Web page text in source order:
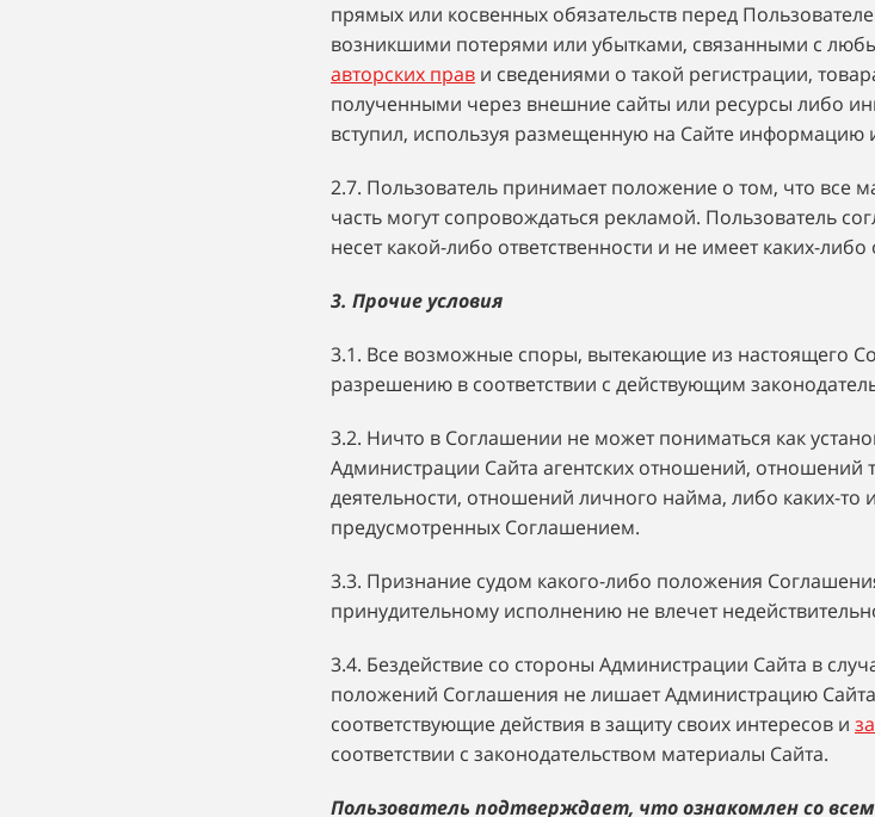
прямых или косвенных обязательств перед
возникшими потерями или убытками, связанными с
авторских прав и сведениями о такой регистрации,
полученными через внешние сайты или ресурсы либо
вступил, используя размещенную на Сайте информацию
2.7. Пользователь принимает положение о том, что все
часть могут сопровождаться рекламой. Пользователь
несет какой-либо ответственности и не имеет каких-
3. Прочие условия
3.1. Все возможные споры, вытекающие из настоящего
разрешению в соответствии с действующим
3.2. Ничто в Соглашении не может пониматься как
Администрации Сайта агентских отношений,
деятельности, отношений личного найма, либо каких-
предусмотренных Соглашением.
3.3. Признание судом какого-либо положения
принудительному исполнению не влечет
3.4. Бездействие со стороны Администрации Сайта в
положений Соглашения не лишает Администрацию
соответствующие действия в защиту своих интересов и
соответствии с законодательством материалы Сайта.
Пользователь подтверждает, что ознакомлен со